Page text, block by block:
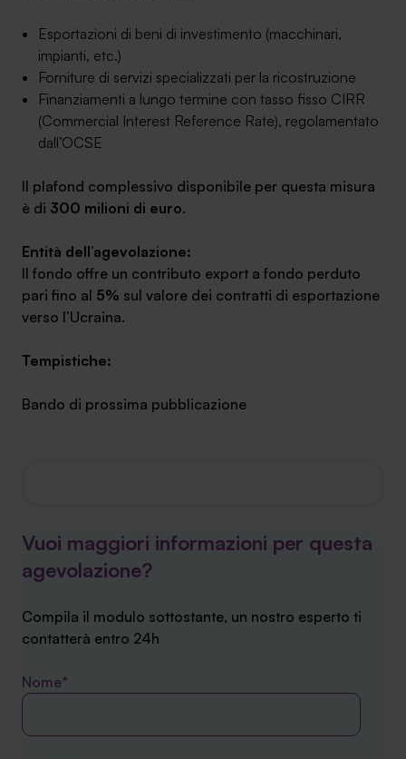
Esportazioni di beni di investimento (macchinari,
impianti, etc.)
Forniture di servizi specializzati per la ricostruzione
Finanziamenti a lungo termine con tasso fisso CIRR
(Commercial Interest Reference Rate), regolamentato
dall’OCSE
Il plafond complessivo disponibile per questa misura
è di 300 milioni di euro.
Entità dell’agevolazione:
Il fondo offre un contributo export a fondo perduto
pari fino al 5% sul valore dei contratti di esportazione
verso l’Ucraina.
Tempistiche:
Bando di prossima pubblicazione
Vuoi maggiori informazioni per questa
agevolazione?
Compila il modulo sottostante, un nostro esperto ti
contatterà entro 24h
Nome*